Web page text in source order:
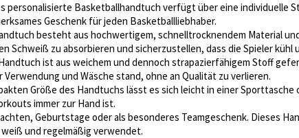
personalisierte Basketballhandtuch verfügt über eine individuelle
Geschenk für jeden Basketballliebhaber.
besteht aus hochwertigem, schnelltrocknendem Material
Schweiß zu absorbieren und sicherzustellen, dass die Spieler kühl
ist aus weichem und dennoch strapazierfähigem Stoff
und Wäsche stand, ohne an Qualität zu verlieren.
Größe des Handtuchs lässt es sich leicht in einer
immer zur Hand ist.
Geburtstage oder als besonderes Teamgeschenk. Dieses
und regelmäßig verwendet.